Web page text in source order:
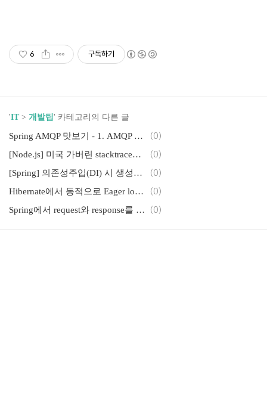
6 구독하기
'IT> 개발팁 ' 카테고리의 다른 글
Spring AMQP 맛보기 - 1. AMQP 개념 (0)
[Node.js] 미국 가버린 stacktrace를 찾아보자 (0)
[Spring] 의존성주입(DI) 시 생성자 주입(Constructor Injection)을 써야하는 이유 (0)
Hibernate에서 동적으로 Eager load Lazy load 하는 법 (0)
Spring에서 request와 response를 JSON format 으로 한번에 로깅하기 (0)